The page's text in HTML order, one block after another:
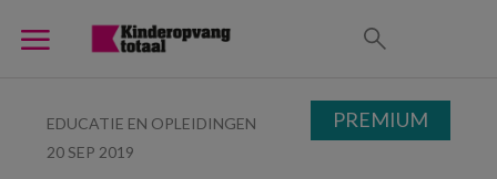
EDUCATIE EN OPLEIDINGEN
20 SEP 2019
PREMIUM